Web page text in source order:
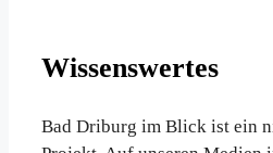
Wissenswertes
Bad Driburg im Blick ist ein